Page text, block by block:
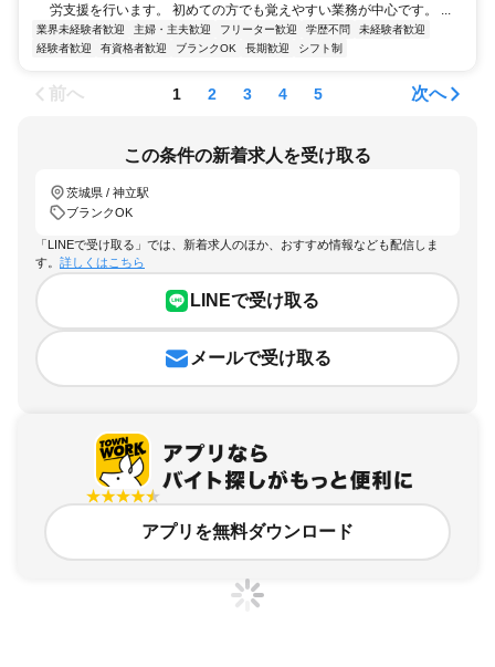
労支援を行います。 初めての方でも覚えやすい業務が中心です。 ...
業界未経験者歓迎 主婦・主夫歓迎 フリーター歓迎 学歴不問
未経験者歓迎
経験者歓迎
有資格者歓迎 ブランクOK 長期歓迎 シフト制
前へ 1 2 3 4 5 次へ
この条件の新着求人を受け取る
茨城県 / 神立駅
ブランクOK
「LINEで受け取る」では、新着求人のほか、おすすめ情報なども配信しま
す。 詳しくはこちら
LINEで受け取る
メールで受け取る
アプリを無料ダウンロード